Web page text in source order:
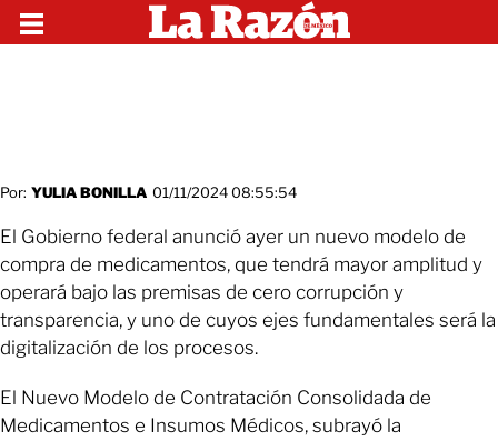
Por: YULIA BONILLA 01/11/2024 08:55:54
El Gobierno federal anunció ayer un nuevo modelo de
compra de medicamentos, que tendrá mayor amplitud y
operará bajo las premisas de cero corrupción y
transparencia, y uno de cuyos ejes fundamentales será la
digitalización de los procesos.
El Nuevo Modelo de Contratación Consolidada de
Medicamentos e Insumos Médicos, subrayó la